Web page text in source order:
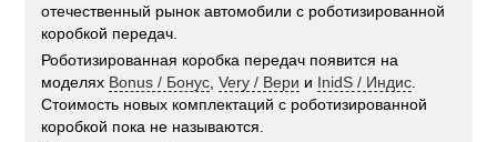
отечественный рынок автомобили с роботизированной
коробкой передач.
Роботизированная коробка передач появится на
моделях Bonus / Бонус ,Very / Вери и InidS / Индис
Стоимость новых комплектаций с роботизированной
коробкой пока не называются.